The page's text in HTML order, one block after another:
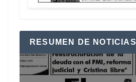
RESUMEN DE NOTICIAS
Reproductor
de
vídeo